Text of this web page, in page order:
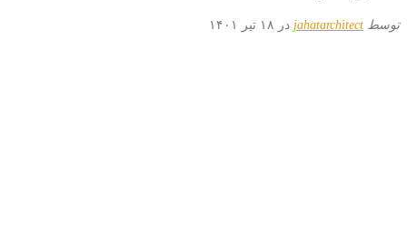
توسط jahatarchitect در ۱۸ تیر ۱۴۰۱